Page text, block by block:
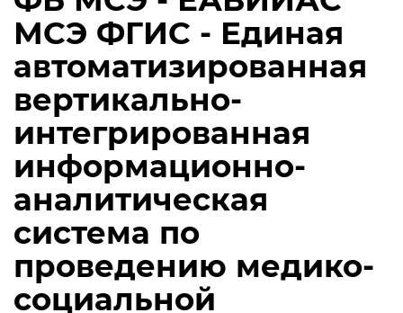
МСЭ ФГИС - Единая
автоматизированная
вертикально-
интегрированная
информационно-
аналитическая
система по
проведению медико-
социальной